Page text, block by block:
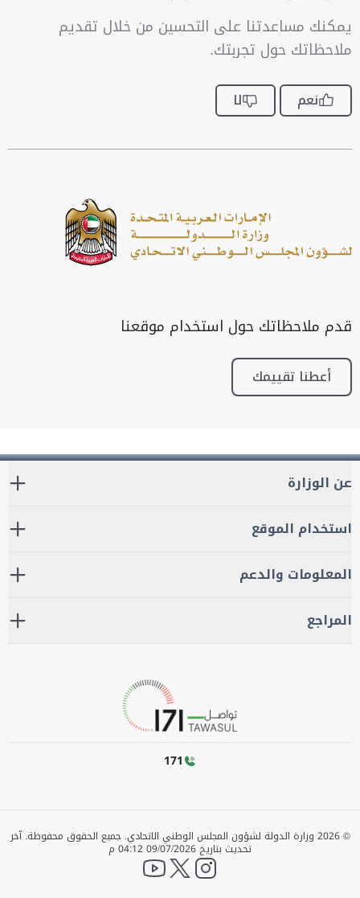
يمكنك مساعدتنا على التحسين من خلال تقديم
ملاحظاتك حول تجربتك.
نعم لا
قدم ملاحظاتك حول استخدام موقعنا
أعطنا تقييمك
عن الوزارة
استخدام الموقع
المعلومات والدعم
المراجع
171
©
2026 وزارة الدولة لشؤون المجلس الوطني الاتحادي. جميع الحقوق محفوظة.آخر
تحديث بتاريخ 09/07/2026 04:12 م
instagram
twitter
YouTube